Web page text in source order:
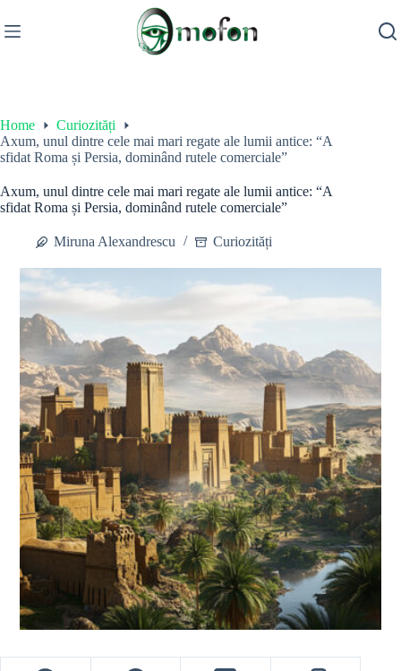
to
content
Home
Curiozități
Axum, unul dintre cele mai mari regate ale lumii antice: “A
sfidat Roma și Persia, dominând rutele comerciale”
Axum, unul dintre cele mai mari regate ale lumii antice: “A
sfidat Roma și Persia, dominând rutele comerciale”
Miruna Alexandrescu Curiozități